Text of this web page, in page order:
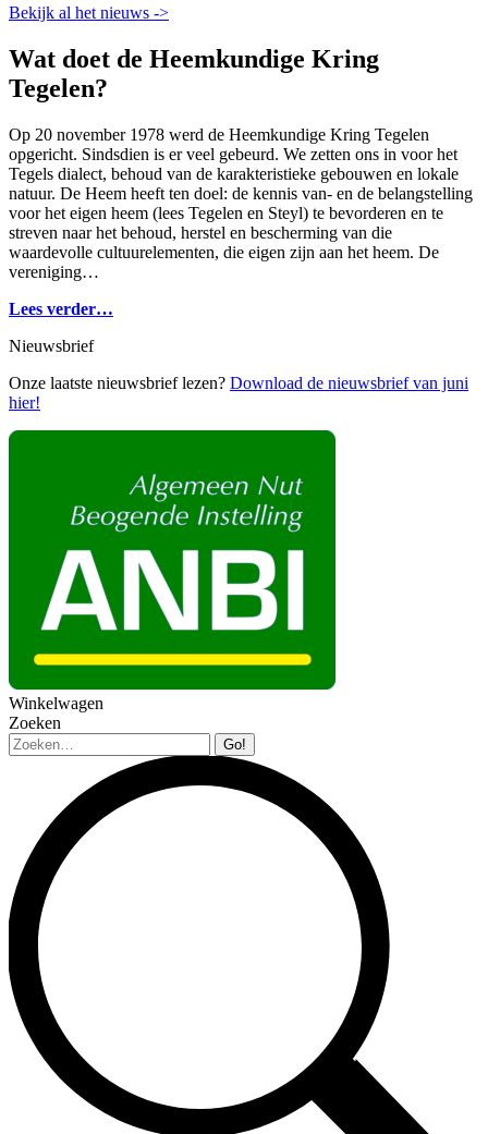
Bekijk al het nieuws ->
Wat doet de Heemkundige Kring
Tegelen?
Op 20 november 1978 werd de Heemkundige Kring Tegelen
opgericht. Sindsdien is er veel gebeurd. We zetten ons in voor het
Tegels dialect, behoud van de karakteristieke gebouwen en lokale
natuur. De Heem heeft ten doel: de kennis van- en de belangstelling
voor het eigen heem (lees Tegelen en Steyl) te bevorderen en te
streven naar het behoud, herstel en bescherming van die
waardevolle cultuurelementen, die eigen zijn aan het heem. De
vereniging…
Lees verder…
Nieuwsbrief
Onze laatste nieuwsbrief lezen? Download de nieuwsbrief van juni
hier!
Winkelwagen
Zoeken
Zoeken: